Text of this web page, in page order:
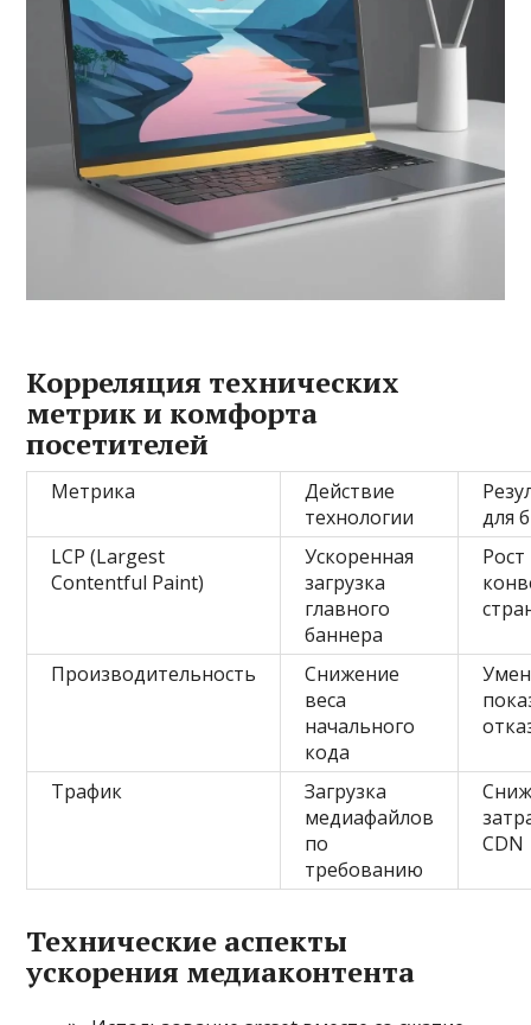
Корреляция технических
метрик и комфорта
посетителей
Метрика
Действие
технологии
для
LCP (Largest
Contentful Paint)
Ускоренная
загрузка
главного
баннера
Рост
Производительность
Снижение
веса
начального
кода
Трафик
Загрузка
медиафайлов
по
требованию
CDN
Технические аспекты
ускорения медиаконтента